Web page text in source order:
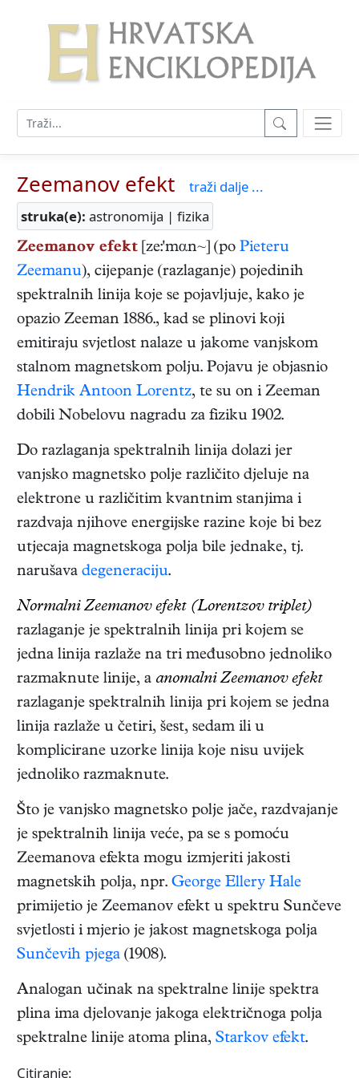
Zeemanov efekt
traži dalje ...
struka(e): astronomija | fizika
Zeemanov efekt [ze:'mαn~] (po Pieteru
Zeemanu), cijepanje (razlaganje) pojedinih
spektralnih linija koje se pojavljuje, kako je
opazio Zeeman 1886., kad se plinovi koji
emitiraju svjetlost nalaze u jakome vanjskom
stalnom magnetskom polju. Pojavu je objasnio
Hendrik Antoon Lorentz, te su on i Zeeman
dobili Nobelovu nagradu za fiziku 1902.
Do razlaganja spektralnih linija dolazi jer
vanjsko magnetsko polje različito djeluje na
elektrone u različitim kvantnim stanjima i
razdvaja njihove energijske razine koje bi bez
utjecaja magnetskoga polja bile jednake, tj.
narušava degeneraciju.
Normalni Zeemanov efekt (Lorentzov triplet)
razlaganje je spektralnih linija pri kojem se
jedna linija razlaže na tri međusobno jednoliko
razmaknute linije, a anomalni Zeemanov efekt
razlaganje spektralnih linija pri kojem se jedna
linija razlaže u četiri, šest, sedam ili u
komplicirane uzorke linija koje nisu uvijek
jednoliko razmaknute.
Što je vanjsko magnetsko polje jače, razdvajanje
je spektralnih linija veće, pa se s pomoću
Zeemanova efekta mogu izmjeriti jakosti
magnetskih polja, npr. George Ellery Hale
primijetio je Zeemanov efekt u spektru Sunčeve
svjetlosti i mjerio je jakost magnetskoga polja
Sunčevih pjega (1908).
Analogan učinak na spektralne linije spektra
plina ima djelovanje jakoga električnoga polja
spektralne linije atoma plina, Starkov efekt.
Citiranje: